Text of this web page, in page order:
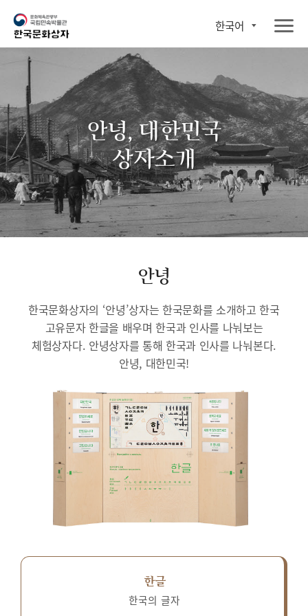
한국어
안녕, 대한민국
상자소개
안녕
한국문화상자의 ‘안녕’상자는 한국문화를 소개하고 한국
고유문자 한글을 배우며 한국과 인사를 나눠보는
체험상자다. 안녕상자를 통해 한국과 인사를 나눠본다.
안녕, 대한민국!
한글
한국의 글자